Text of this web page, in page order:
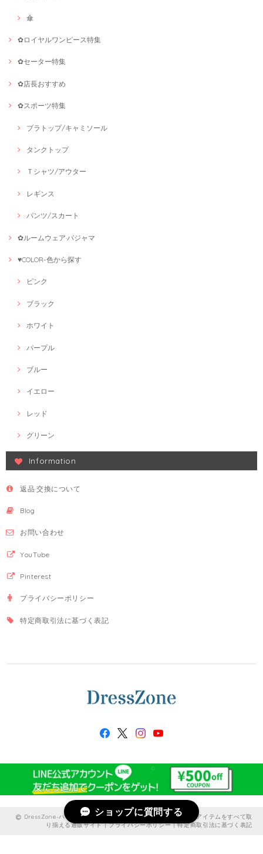
傘
✿ロイヤルワンピース特集
✿セーター特集
✿店長おすすめ
✿スポーツ特集
ブラトップ/キャミソール
タンクトップ
Ｔシャツ/アウター
レギンス
パンツ/スカート
✿ルームウェア·パジャマ
♥COLOR-色から探す
ピンク
ブラック
ホワイト
パープル
ブルー
イエロー
レッド
グリーン
Information
返品·交換について
Blog
お問い合わせ
YouTube
Pinterest
プライバシーポリシー
特定商取引法に基づく表記
DressZone-パーティードレス、プライベート、出勤服などのアイテムをすべて取
り揃える通販サイト |プライバシーポリシー|特定商取引法に基づく表記
ショップに質問する